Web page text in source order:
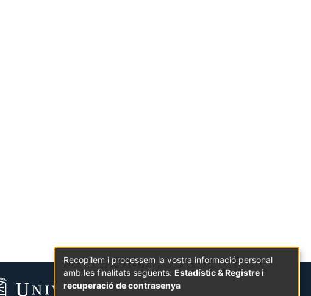
Recopilem i processem la vostra informació personal
amb les finalitats següents: Estadístic & Registre i
recuperació de contrasenya